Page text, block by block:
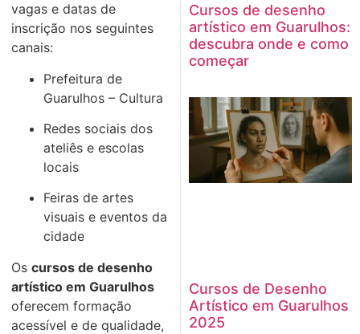
vagas e datas de
inscrição nos seguintes
canais:
Prefeitura de
Guarulhos – Cultura
Redes sociais dos
ateliês e escolas
locais
Feiras de artes
visuais e eventos da
cidade
Oscursos de desenho
artístico em Guarulhos
oferecem formação
acessível e de qualidade,
Cursos de desenho
artístico em Guarulhos:
descubra onde e como
começar
Cursos de Desenho
Artístico em Guarulhos
2025